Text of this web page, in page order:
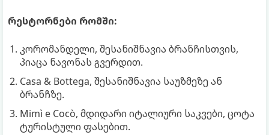
რესტორნები რომში:
კორომანდელი, შესანიშნავია ბრანჩისთვის,
პიაცა ნავონას გვერდით.
Casa & Bottega, შესანიშნავია საუზმეზე ან
ბრანჩზე.
Mimì e Cocò, მდიდარი იტალიური საკვები, ცოტა
ტურისტული ფასებით.